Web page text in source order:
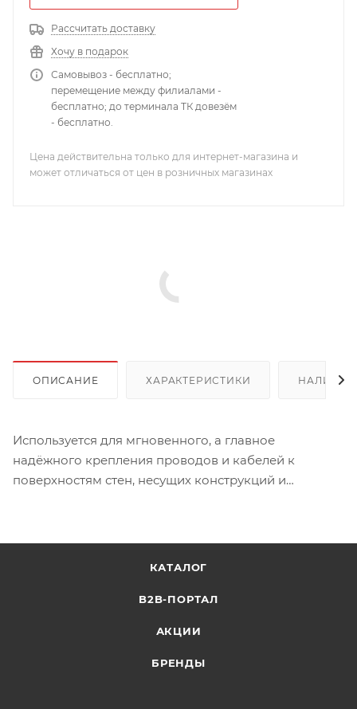
Рассчитать доставку
Хочу в подарок
Самовывоз - бесплатно;
перемещение между филиалами -
бесплатно; до терминала ТК довезём
- бесплатно.
Цена действительна только для интернет-магазина и
может отличаться от цен в розничных магазинах
ОПИСАНИЕ ХАРАКТЕРИСТИКИ НАЛИЧИЕ
Используется для мгновенного, а главное
надёжного крепления проводов и кабелей к
поверхностям стен, несущих конструкций и
КАТАЛОГ
B2B-ПОРТАЛ
АКЦИИ
БРЕНДЫ